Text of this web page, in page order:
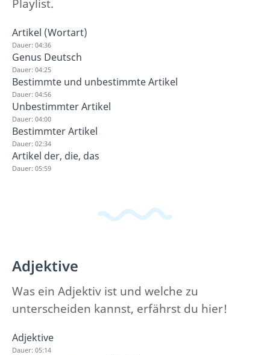
Playlist.
Artikel (Wortart)
Dauer: 04:36
Genus Deutsch
Dauer: 04:25
Bestimmte und unbestimmte Artikel
Dauer: 04:56
Unbestimmter Artikel
Dauer: 04:00
Bestimmter Artikel
Dauer: 02:34
Artikel der, die, das
Dauer: 05:59
Adjektive
Was ein Adjektiv ist und welche zu
unterscheiden kannst, erfährst du hier!
Adjektive
Dauer: 05:14